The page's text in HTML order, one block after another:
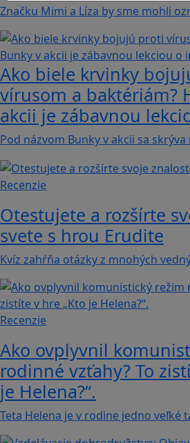
Značku Mimi a Líza by sme mohli
Ako biele krvinky
vírusom a baktériám?
akcii je zábavnou
Pod názvom Bunky v akcii sa
Recenzie
Otestujete a rozšírte
svete s hrou Erudite
Kvíz zahŕňa otázky z mnohých
Recenzie
Ako ovplyvnil
rodinné vzťahy? To
je Helena?“.
Teta Helena je v rodine jedno veľké